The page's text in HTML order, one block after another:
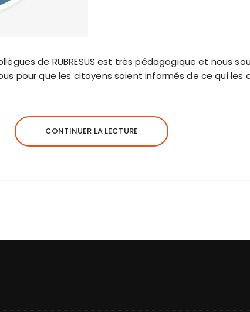
de RUBRESUS est très pédagogique et nous
pour que les citoyens soient informés de ce qui les
CONTINUER LA LECTURE